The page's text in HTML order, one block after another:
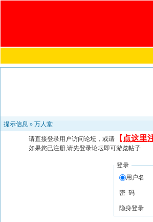
提示信息 » 万人堂
请直接登录用户访问论坛，或请 【 点这里
如果您已注册,请先登录论坛即可游览帖子
登录
用户名
密 码
隐身登录